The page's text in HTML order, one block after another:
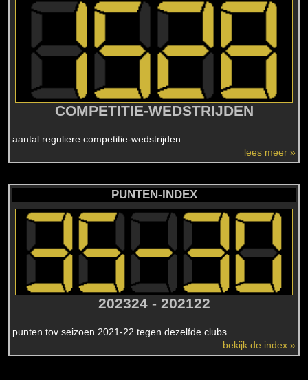
COMPETITIE-WEDSTRIJDEN
aantal reguliere competitie-wedstrijden
lees meer »
PUNTEN-INDEX
202324 - 202122
punten tov seizoen 2021-22 tegen dezelfde clubs
bekijk de index »